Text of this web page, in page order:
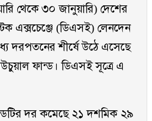
থেকে ৩০ জানুয়ারি) দেশের
এক্সচেঞ্জে (ডিএসই) লেনদেন
দরপতনের শীর্ষে উঠে এসেছে
ফান্ড। ডিএসই সূত্রে এ
দর কমেছে ২১ দশমিক ২৯